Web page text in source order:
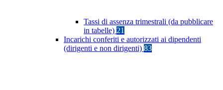
Tassi di assenza trimestrali (da pubblicare
in tabelle) 21
Incarichi conferiti e autorizzati ai dipendenti
(dirigenti e non dirigenti) 83